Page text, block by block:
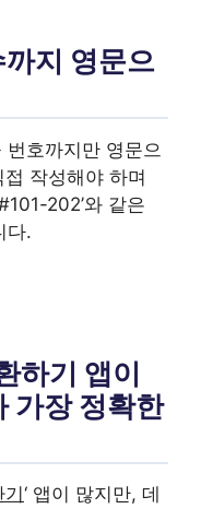
지 영문으
번호까지만 영문으
작성해야 하며
202’와 같은
다.
하기 앱이
가장 정확한
‘ 앱이 많지만, 데